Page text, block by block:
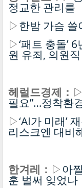
정교한 관리를
▷한밤 가슴
▷‘패트 충돌’
원 유죄, 의원
헤럴드경제： ▷
필요”…정착환
▷‘AI가 미래’
리스크엔 대비
한겨레： ▷ 아
훈 벌써 잊었나